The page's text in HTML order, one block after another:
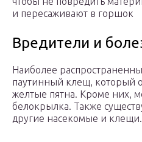
и пересаживают в горшок
Вредители и
Наиболее
паутинный клещ, который
желтые пятна. Кроме них,
белокрылка. Также
другие насекомые и клещи.